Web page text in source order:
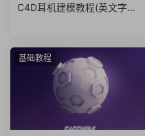
C4D耳机建模教程(英文字幕)
基础教程